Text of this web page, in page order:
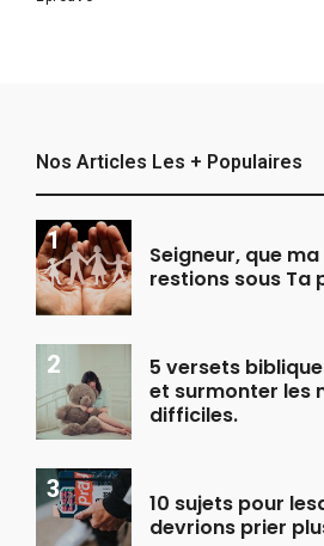
Nos Articles Les + Populaires
Seigneur, que
restions sous Ta
5 versets
et surmonter les
difficiles.
10 sujets pour
devrions prier